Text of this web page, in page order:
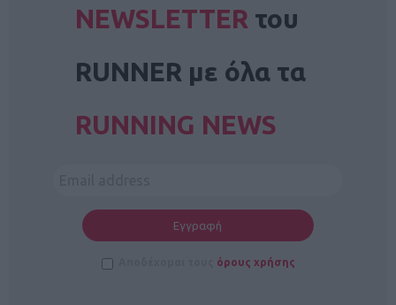
NEWSLETTER του
RUNNER με όλα τα
RUNNING NEWS
όρους χρήσης